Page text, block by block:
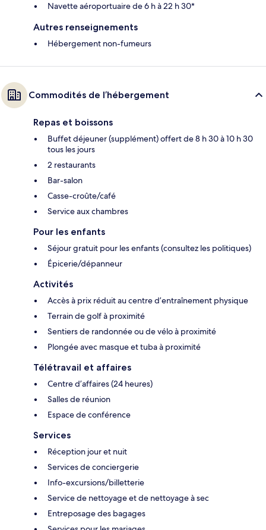
Navette aéroportuaire de 6 h à 22 h 30*
Autres renseignements
Hébergement non-fumeurs
Commodités de l’hébergement
Repas et boissons
Buffet déjeuner (supplément) offert de 8 h 30 à 10 h 30
tous les jours
2 restaurants
Bar-salon
Casse-croûte/café
Service aux chambres
Pour les enfants
Séjour gratuit pour les enfants (consultez les politiques)
Épicerie/dépanneur
Activités
Accès à prix réduit au centre d’entraînement physique
Terrain de golf à proximité
Sentiers de randonnée ou de vélo à proximité
Plongée avec masque et tuba à proximité
Télétravail et affaires
Centre d’affaires (24 heures)
Salles de réunion
Espace de conférence
Services
Réception jour et nuit
Services de conciergerie
Info-excursions/billetterie
Service de nettoyage et de nettoyage à sec
Entreposage des bagages